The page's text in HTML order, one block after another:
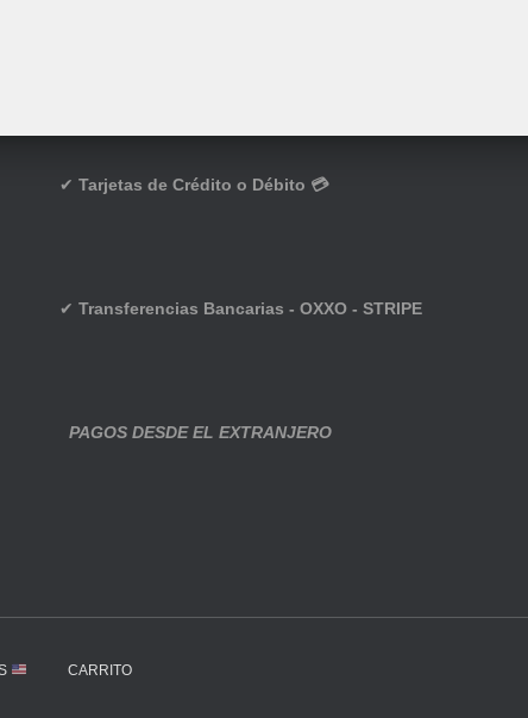
✔ Tarjetas de Crédito o Débito 💳
✔ Transferencias Bancarias - OXXO - STRIPE
PAGOS DESDE EL EXTRANJERO
CARRITO